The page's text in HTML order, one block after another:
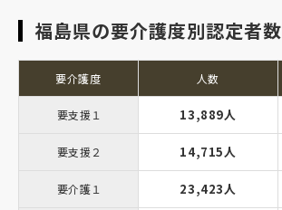
福島県の要介護度別認定者数
要介護度 人数
要支援１ 13,889人
要支援２ 14,715人
要介護１ 23,423人